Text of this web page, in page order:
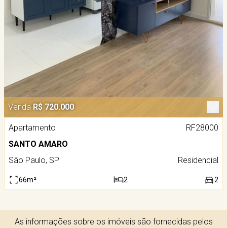
Venda R$ 720.000
Apartamento
RF28000
SANTO AMARO
São Paulo, SP
Residencial
66m² 2 2
As informações sobre os imóveis são fornecidas pelos